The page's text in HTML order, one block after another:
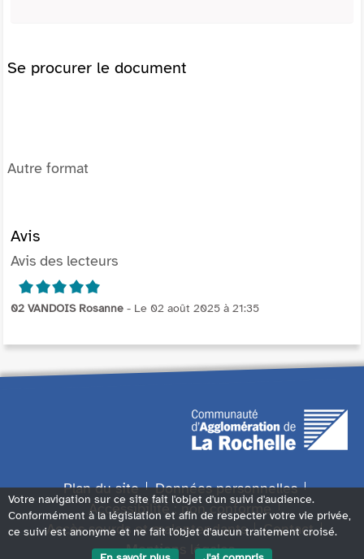
Se procurer le document
Autre format
Avis
Avis des lecteurs
5/5
02 VANDOIS Rosanne - Le 02 août 2025 à 21:35
Plan du site
Données personnelles
Accessibilité : non conforme
Accès sourds et malentendants
Contact
Mentions légales
Votre navigation sur ce site fait l'objet d'un suivi d'audience.
Conformément à la législation et afin de respecter votre vie privée,
ce suivi est anonyme et ne fait l'objet d'aucun traitement croisé.